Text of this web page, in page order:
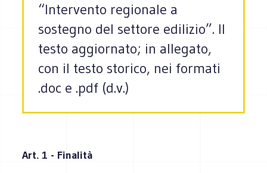
“Intervento regionale a
sostegno del settore edilizio”. Il
testo aggiornato; in allegato,
con il testo storico, nei formati
.doc e .pdf (d.v.)
Art. 1 - Finalità